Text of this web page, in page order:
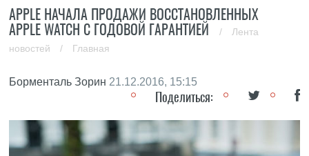
APPLE НАЧАЛА ПРОДАЖИ ВОССТАНОВЛЕННЫХ
APPLE WATCH С ГОДОВОЙ ГАРАНТИЕЙ
/
Лента
новостей
/ Главная
Борменталь Зорин 21.12.2016, 15:15
Поделиться: